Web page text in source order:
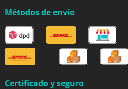
Métodos de envío
Certificado y seguro